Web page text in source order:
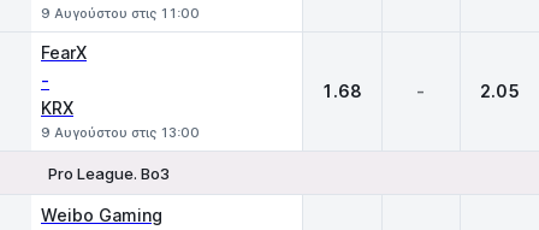
9 Αυγούστου στις 11:00
FearX
-
KRX
9 Αυγούστου στις 13:00
1.68 - 2.05
Pro League. Bo3
Weibo Gaming